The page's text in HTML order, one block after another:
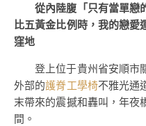
從內陸腹「只有當單戀
比五黃金比例時，我的戀愛
窪地
登上位于貴州省安順市
外部的護脊工學椅不雅光通
末帶來的震撼和轟叫，年夜
間。